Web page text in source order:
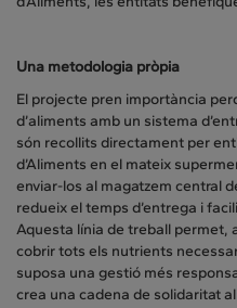
Una metodologia pròpia
El projecte pren importància
d’aliments amb un sistema
són recollits directament per
d’Aliments en el mateix
enviar-los al magatzem central
redueix el temps d’entrega i
Aquesta línia de treball permet,
cobrir tots els nutrients
suposa una gestió més
crea una cadena de solidaritat